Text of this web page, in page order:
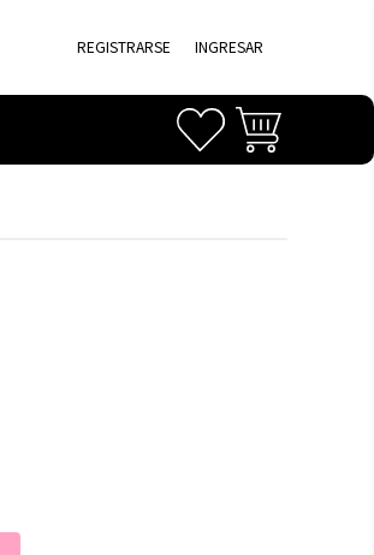
REGISTRARSE INGRESAR